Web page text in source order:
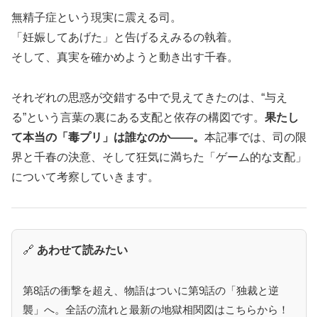
無精子症という現実に震える司。
「妊娠してあげた」と告げるえみるの執着。
そして、真実を確かめようと動き出す千春。
それぞれの思惑が交錯する中で見えてきたのは、“与え
る”という言葉の裏にある支配と依存の構図です。 果たし
て本当の「毒プリ」は誰なのか――。 本記事では、司の限
界と千春の決意、そして狂気に満ちた「ゲーム的な支配」
について考察していきます。
🔗 あわせて読みたい
第8話の衝撃を超え、物語はついに第9話の「独裁と逆
襲」へ。全話の流れと最新の地獄相関図はこちらから！